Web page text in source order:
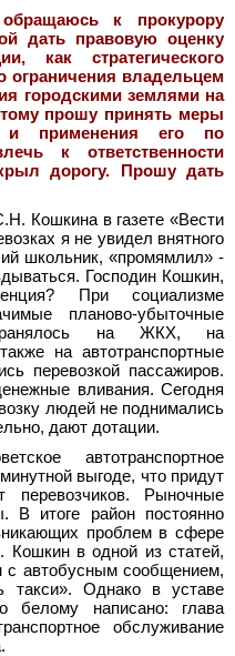
к прокурору
дать правовую оценку
как стратегического
ограничения владельцем
городскими землями на
прошу принять меры
и применения его по
к ответственности
дорогу. Прошу дать
Кошкина в газете «Вести
я не увидел внятного
школьник, «промямлил» -
Господин Кошкин,
При социализме
планово-убыточные
на ЖКХ, на
на автотранспортные
перевозкой пассажиров.
вливания. Сегодня
людей не поднимались
дают дотации.
автотранспортное
выгоде, что придут
Рыночные
В итоге район постоянно
проблем в сфере
Кошкин в одной из статей,
с автобусным сообщением,
такси». Однако в уставе
белому написано: глава
обслуживание